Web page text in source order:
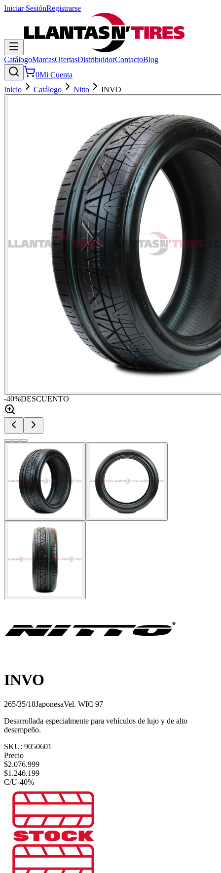
Iniciar SesiónRegistrarse
CatálogoMarcasOfertasDistribuidorContactoBlog
0Mi Cuenta
Inicio
Catálogo Nitto INVO
-40%DESCUENTO
INVO
265/35/18JaponesaVel. WIC 97
Desarrollada especialmente para vehículos de lujo y de alto
desempeño.
SKU: 9050601
Precio
$2.076.999
$1.246.199
C/U-40%